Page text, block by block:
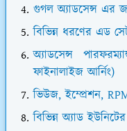
গুগল অ্যাডসেন্স এর
বিভিন্ন ধরণের এড
অ্যাডসেন্স
ফাইনালাইজ আর্নিং)
ভিউজ, ইম্প্রেশন,
বিভিন্ন অ্যাড